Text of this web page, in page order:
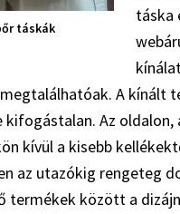
táskák
táska
A kínált
kifogástalan. Az oldalon,
kívül a kisebb
az utazókig rengeteg
termékek között a